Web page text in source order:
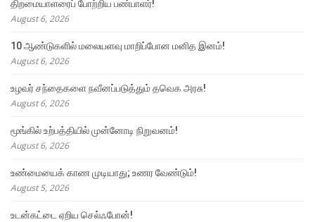
திறமையாளரைப் போற்றிய பண்பாளர்!
August 6, 2026
10 ஆண்டுகளில் மலையளவு மாறிப்போன மனித இனம்!
August 6, 2026
உழவர் சந்தைகளை நவீனப்படுத்தும் தவெக அரசு!
August 6, 2026
மூங்கில் உற்பத்தியில் முன்னோடி நிறுவனம்!
August 6, 2026
உண்மையைக் காண முடியாது; உணர வேண்டும்!
August 5, 2026
உடன்கட்டை ஏறிய செல்ஃபோன்!